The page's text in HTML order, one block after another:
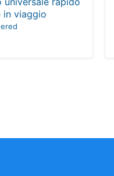
in viaggio